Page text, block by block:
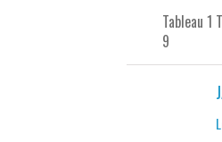
Tableau 1
9